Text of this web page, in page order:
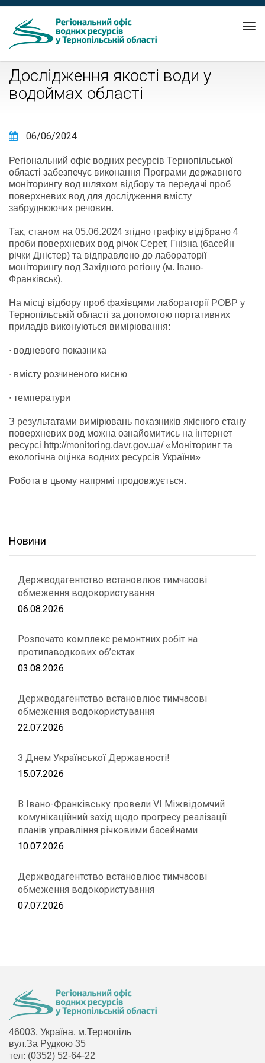
Дослідження якості води у
водоймах області
06/06/2024
Регіональний офіс водних ресурсів Тернопільської
області забезпечує виконання Програми державного
моніторингу вод шляхом відбору та передачі проб
поверхневих вод для дослідження вмісту
забруднюючих речовин.
Так, станом на 05.06.2024 згідно графіку відібрано 4
проби поверхневих вод річок Серет, Гнізна (басейн
річки Дністер) та відправлено до лабораторії
моніторингу вод Західного регіону (м. Івано-
Франківськ).
На місці відбору проб фахівцями лабораторії РОВР у
Тернопільській області за допомогою портативних
приладів виконуються вимірювання:
∙ водневого показника
∙ вмісту розчиненого кисню
∙ температури
З результатами вимірювань показників якісного стану
поверхневих вод можна ознайомитись на інтернет
ресурсі http://monitoring.davr.gov.ua/ «Моніторинг та
екологічна оцінка водних ресурсів України»
Робота в цьому напрямі продовжується.
Новини
Держводагентство встановлює тимчасові
обмеження водокористування
06.08.2026
Розпочато комплекс ремонтних робіт на
протипаводкових об’єктах
03.08.2026
Держводагентство встановлює тимчасові
обмеження водокористування
22.07.2026
З Днем Української Державності!
15.07.2026
В Івано-Франківську провели VІ Міжвідомчий
комунікаційний захід щодо прогресу реалізації
планів управління річковими басейнами
10.07.2026
Держводагентство встановлює тимчасові
обмеження водокористування
07.07.2026
46003, Україна, м.Тернопіль
вул.За Рудкою 35
тел: (0352) 52-64-22